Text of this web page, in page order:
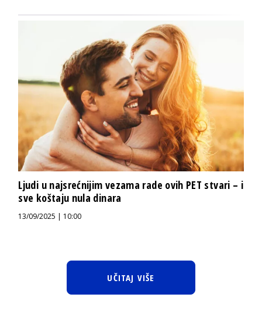
Ljudi u najsrećnijim vezama rade ovih PET stvari – i
sve koštaju nula dinara
13/09/2025 | 10:00
UČITAJ VIŠE